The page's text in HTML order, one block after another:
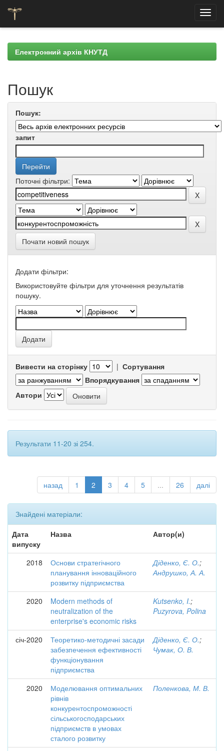
navigationЕлектронний архів КНУТД
Пошук
Пошук:
запит
Поточні фільтри:
Почати новий пошук
Додати фільтри:
Використовуйте фільтри для уточнення результатів
пошуку.
Вивести на сторінку | Сортування
Впорядкування
Автори
Результати 11-20 зі 254.
назад 1 2 3 4 5 ... 26 далі
Знайдені матеріали:
Дата
випуску
Назва Автор(и)
2018
Основи стратегічного
планування інноваційного
розвитку підприємства
Діденко, Є. О.;
Андрушко, А. А.
2020
Modern methods of
neutralization of the
enterprise's economic risks
Kutsenko, I.;
Puzyrova, Polina
січ-2020
Теоретико-методичні засади
забезпечення ефективності
функціонування
підприємства
Діденко, Є. О.;
Чумак, О. В.
2020
Моделювання оптимальних
рівнів
конкурентоспроможності
сільськогосподарських
підприємств в умовах
сталого розвитку
Поленкова, М. В.